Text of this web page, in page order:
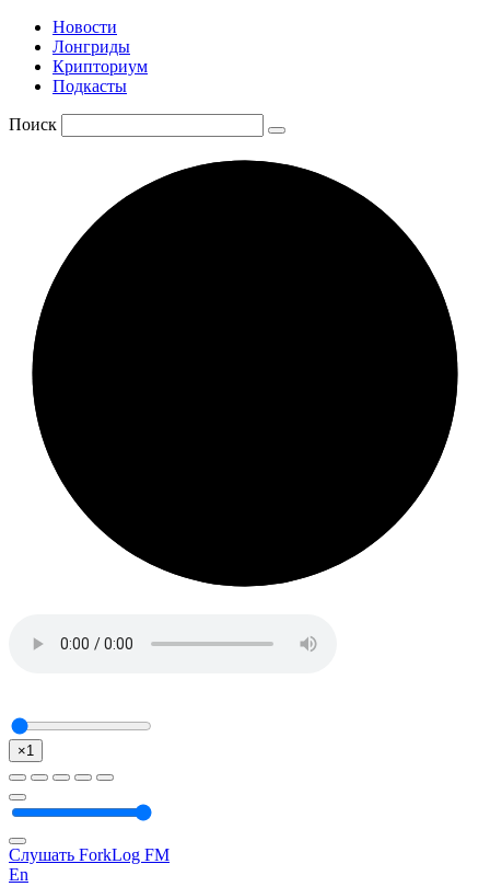
Новости
Лонгриды
Крипториум
Подкасты
Поиск
×1
Слушать ForkLog FM
En